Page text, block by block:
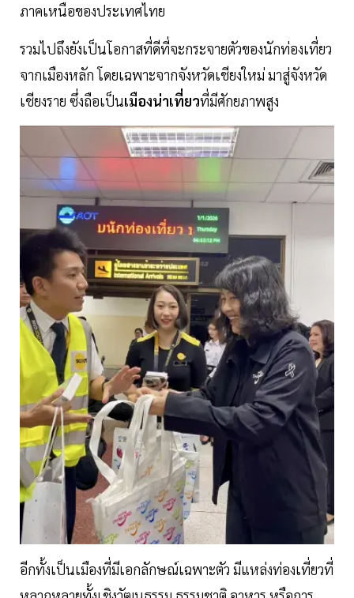
ภาคเหนือของประเทศไทย
รวมไปถึงยังเป็นโอกาสที่ดีที่จะกระจายตัวของนักท่องเที่ยว
จากเมืองหลัก โดยเฉพาะจากจังหวัดเชียงใหม่ มาสู่จังหวัด
เชียงราย ซึ่งถือเป็นเมืองน่าเที่ยวที่มีศักยภาพสูง
อีกทั้งเป็นเมืองที่มีเอกลักษณ์เฉพาะตัว มีแหล่งท่องเที่ยวที่